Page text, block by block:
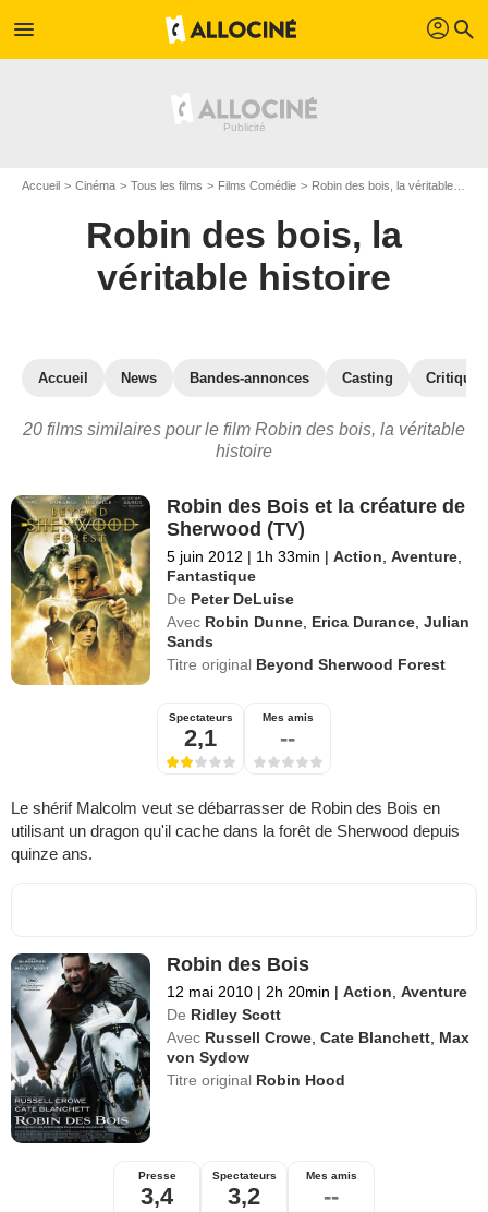
menu profil search
Accueil Cinéma Tous les films Films Comédie Robin des bois, la véritable histoire
Robin des bois, la
véritable histoire
Accueil News Bandes-annonces Casting
20 films similaires pour le film Robin des bois, la véritable
histoire
Robin des Bois et la créature de
Sherwood (TV)
5 juin 2012 | 1h 33min | Action ,Aventure
Fantastique
De Peter DeLuise
Avec Robin Dunne Erica Durance ,Julian
Sands
Titre original Beyond Sherwood Forest
Spectateurs
2,1
Mes amis
--
Le shérif Malcolm veut se débarrasser de Robin des Bois en
utilisant un dragon qu'il cache dans la forêt de Sherwood depuis
quinze ans.
Robin des Bois
12 mai 2010 | 2h 20min | Action ,Aventure
De Ridley Scott
Avec Russell Crowe ,Cate Blanchett Max
von Sydow
Titre original Robin Hood
Presse
3,4
Spectateurs
3,2
Mes amis
--